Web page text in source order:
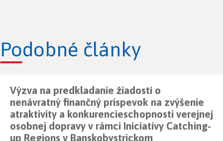
Podobné články
Výzva na predkladanie žiadostí o
nenávratný finančný príspevok na zvýšenie
atraktivity a konkurencieschopnosti verejnej
osobnej dopravy v rámci Iniciatívy Catching-
up Regions v Banskobystrickom